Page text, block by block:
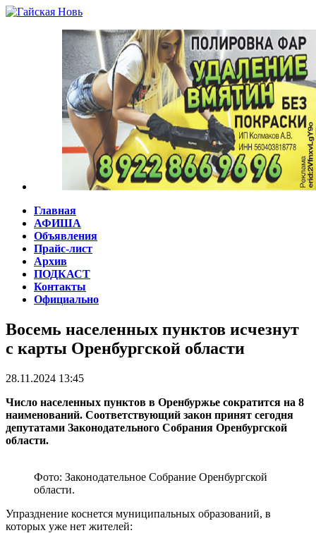
Главная
АФИША
Объявления
Прайс-лист
Архив
ПОДКАСТ
Контакты
Официально
Восемь населенных пунктов исчезнут
с карты Оренбургской области
28.11.2024 13:45
Число населенных пунктов в Оренбуржье сократится на 8
наименований. Соответствующий закон принят сегодня
депутатами Законодательного Собрания Оренбургской
области.
Фото: Законодательное Собрание Оренбургской
области.
Упразднение коснется муниципальных образований, в
которых уже нет жителей: